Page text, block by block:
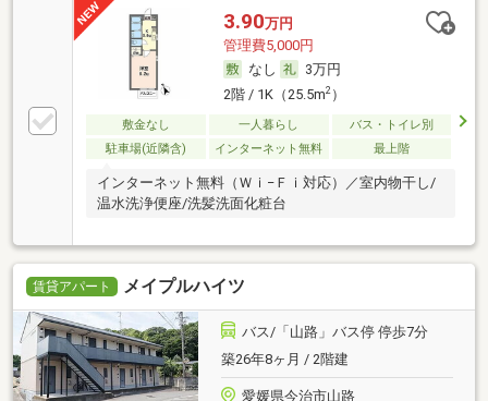
3.90万円
管理費5,000円
なし
3万円
2階 / 1K（25.5m2）
敷金なし 一人暮らし
バス・トイレ別
駐車場(近隣含)
インターネット無料 最上階
インターネット無料（Ｗｉ−Ｆｉ対応）／室内物干し/
温水洗浄便座/洗髪洗面化粧台
賃貸アパート メイプルハイツ
バス/「山路」バス停 停歩7分
築26年8ヶ月 / 2階建
愛媛県今治市山路